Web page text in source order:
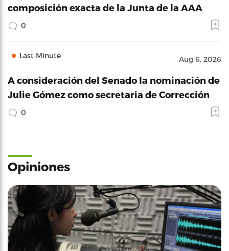
composición exacta de la Junta de la AAA
0
Last Minute Aug 6, 2026
A consideración del Senado la nominación de
Julie Gómez como secretaria de Corrección
0
Opiniones